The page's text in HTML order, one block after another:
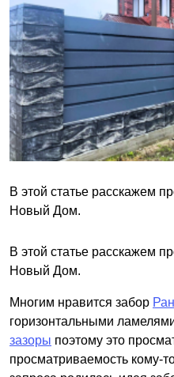
В этой статье расскажем
Новый Дом.
В этой статье расскажем
Новый Дом.
Многим нравится забор
горизонтальными
зазоры поэтому это
просматриваемость кому-